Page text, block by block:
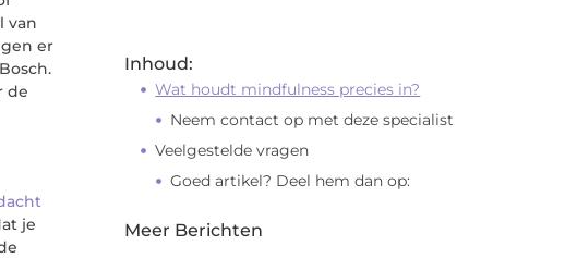
van
er
de
je
Inhoud:
Wat houdt mindfulness precies in?
Neem contact op met deze specialist
Veelgestelde vragen
Goed artikel? Deel hem dan op:
Meer Berichten